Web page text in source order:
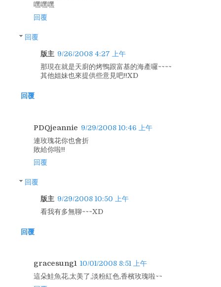
嘿嘿嘿
回覆
回覆
版主 9/26/2008 4:27 上午
那現在就是天廚的烤鴨跟富基的海產囉~~~~
其他姐妹也來提供些意見吧!!XD
回覆
PDQjeannie 9/29/2008 10:46 上午
連玫瑰花你也會折
敗給你啦!!
回覆
回覆
版主 9/29/2008 10:50 上午
看我有多無聊~~~XD
回覆
gracesung1 10/01/2008 8:51 上午
這朵鮭魚花,太美了,淡粉紅色,香檳玫瑰啦~~